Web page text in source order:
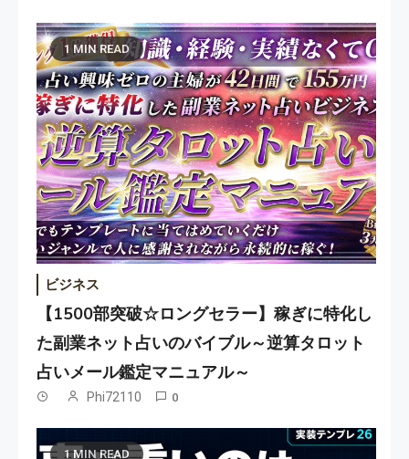
1 MIN READ
ビジネス
【1500部突破☆ロングセラー】稼ぎに特化し
た副業ネット占いのバイブル～逆算タロット
占いメール鑑定マニュアル～
Phi72110 0
1 MIN READ